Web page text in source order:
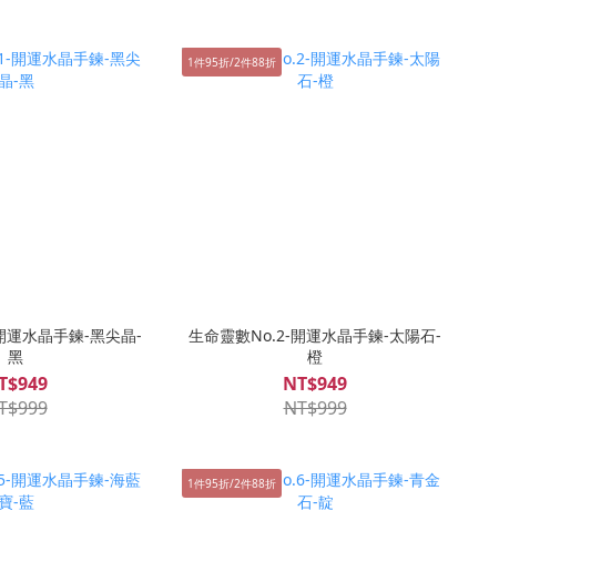
水晶手鍊-黑尖晶-
黑
1件95折/2件88折
生命靈數No.2-開運水晶手鍊-太陽石-
橙
NT$949
NT$999
1件95折/2件88折